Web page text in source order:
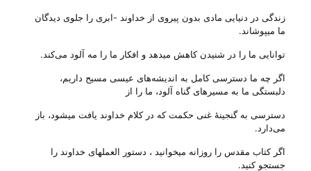
زندگی‌ در دنیایی مادی بدون پیروی از خداوند -ابری را جلوی دیدگان
ما میپوشاند.
توانایی ما را در شنیدن کاهش میدهد و افکار ما را مه‌ آلود می‌کند.
اگر چه ما دسترسی کامل به اندیشه‌های ‌عیسی مسیح داریم،
دلبستگی ما به مسیر‌های گناه آلود، ما را از
دسترسی به گنجینهٔ غنی حکمت که در کلام خداوند یافت میشود، باز
می‌دارد.
اگر کتاب مقدس را روزانه میخوانید ، دستور العملهای خداوند را
جستجو کنید.